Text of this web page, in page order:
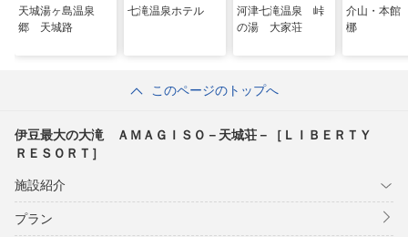
天城湯ヶ島温泉
郷 天城路
七滝温泉ホテル
河津七滝温泉 峠
の湯 大家荘
介山・本
梛
このページのトップへ
伊豆最大の大滝 ＡＭＡＧＩＳＯ－天城荘－［ＬＩＢＥＲＴＹ
ＲＥＳＯＲＴ］
施設紹介
プラン